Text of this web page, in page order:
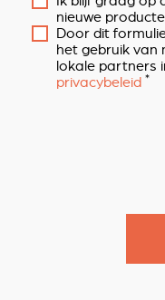
nieuwe
Door dit
het gebruik van
lokale partners
privacybeleid *